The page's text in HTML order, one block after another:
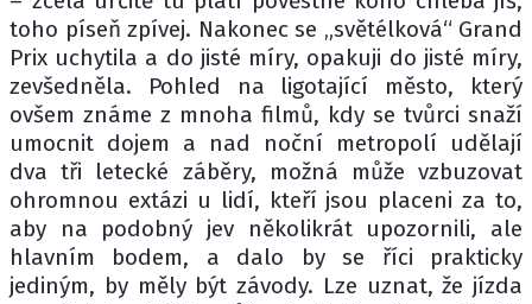
toho píseň zpívej. Nakonec se „světélková“ Grand
Prix uchytila a do jisté míry, opakuji do jisté míry,
zevšedněla. Pohled na ligotající město, který
ovšem známe z mnoha filmů, kdy se tvůrci snaží
umocnit dojem a nad noční metropolí udělají
dva tři letecké záběry, možná může vzbuzovat
ohromnou extázi u lidí, kteří jsou placeni za to,
aby na podobný jev několikrát upozornili, ale
hlavním bodem, a dalo by se říci prakticky
jediným, by měly být závody. Lze uznat, že jízda